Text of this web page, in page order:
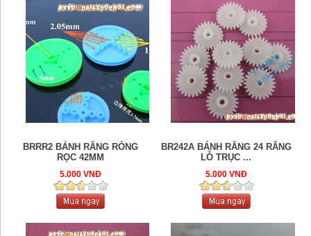
BRRR2 BÁNH RĂNG RÒNG
RỌC 42MM
5.000 VNĐ
BR242A BÁNH RĂNG 24 RĂNG
LỖ TRỤC ...
5.000 VNĐ